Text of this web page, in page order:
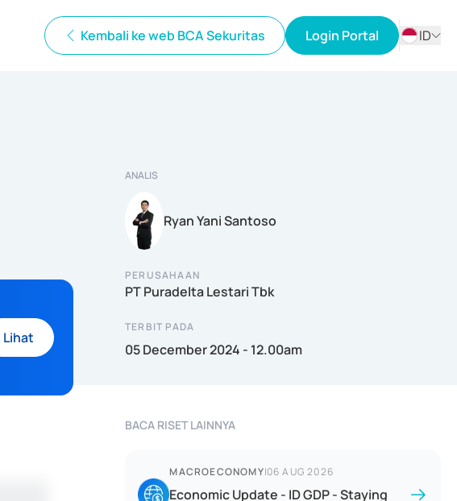
Kembali ke web BCA Sekuritas Login Portal
ID
Lihat
ANALIS
Ryan Yani Santoso
PERUSAHAAN
PT Puradelta Lestari Tbk
TERBIT PADA
05 December 2024 - 12.00am
BACA RISET LAINNYA
MACROECONOMY|06 AUG 2026
Economic Update - ID GDP - Staying